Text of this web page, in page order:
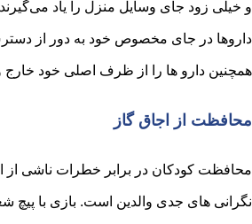
و خیلی زود جای وسایل منزل را یاد
داروها در جای مخصوص خود به دور از
همچنین دارو ها را از ظرف اصلی خود
محافظت از اجاق گاز
محافظت کودکان در برابر خطرات ناشی از
نگرانی های جدی والدین است. بازی با پیچ